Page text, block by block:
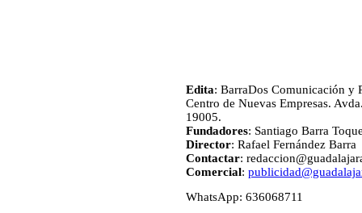
Edita: BarraDos Comunicación y
Centro de Nuevas Empresas.
19005.
Fundadores: Santiago Barra
Director: Rafael Fernández Barra
Contactar:
Comercial:
WhatsApp: 636068711